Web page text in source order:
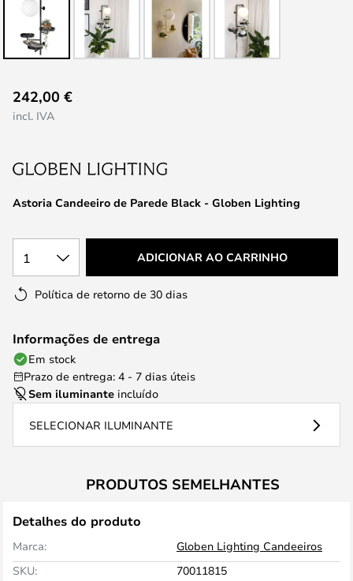
para
da
deAstoria Candeeiro de Parede Black - Globen Lighting
242,00 €
incl. IVA
1 ADICIONAR AO CARRINHO
Política de retorno de 30 dias
Informações de entrega
Em stock
Prazo de entrega: 4 - 7 dias úteis
Sem iluminante incluído
SELECIONAR ILUMINANTE
PRODUTOS SEMELHANTES
Detalhes do produto
Marca:
Globen Lighting Candeeiros
SKU:
70011815